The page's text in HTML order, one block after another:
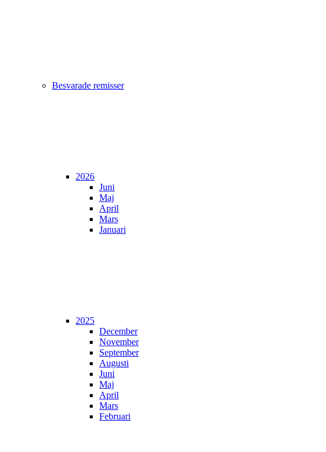
Besvarade remisser
2026
Juni
Maj
April
Mars
Januari
2025
December
November
September
Augusti
Juni
Maj
April
Mars
Februari